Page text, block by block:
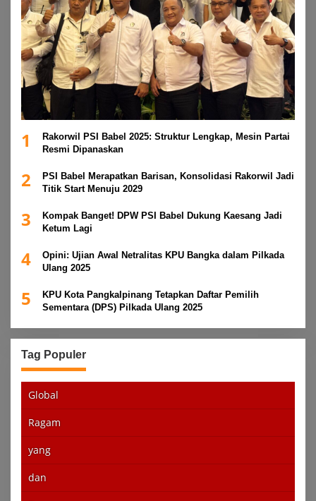
1
Rakorwil PSI Babel 2025: Struktur Lengkap, Mesin Partai
Resmi Dipanaskan
2
PSI Babel Merapatkan Barisan, Konsolidasi Rakorwil Jadi
Titik Start Menuju 2029
3
Kompak Banget! DPW PSI Babel Dukung Kaesang Jadi
Ketum Lagi
4
Opini: Ujian Awal Netralitas KPU Bangka dalam Pilkada
Ulang 2025
5
KPU Kota Pangkalpinang Tetapkan Daftar Pemilih
Sementara (DPS) Pilkada Ulang 2025
Tag Populer
Global
Ragam
yang
dan